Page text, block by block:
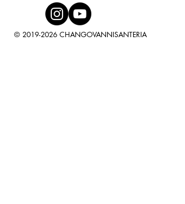
© 2019-2026 CHANGOVANNISANTERIA